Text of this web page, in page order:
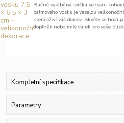
Ručně vyráběná svíčka ve tvaru
palmového vosku je veselou
která oživí váš domov. Skvěle se hodí
doplněk nebo milý dárek pro vaše
Kompletní specifikace
Parametry